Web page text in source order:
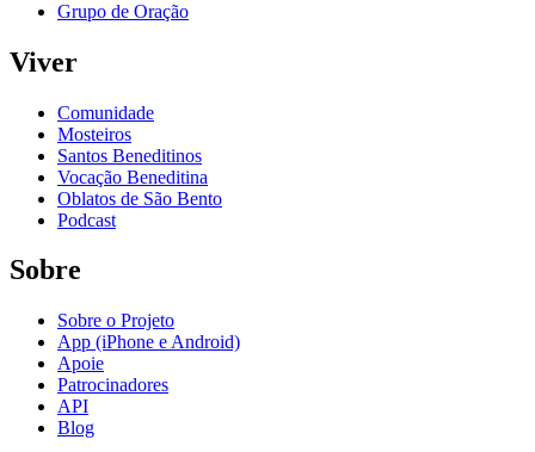
Grupo de Oração
Viver
Comunidade
Mosteiros
Santos Beneditinos
Vocação Beneditina
Oblatos de São Bento
Podcast
Sobre
Sobre o Projeto
App (iPhone e Android)
Apoie
Patrocinadores
API
Blog